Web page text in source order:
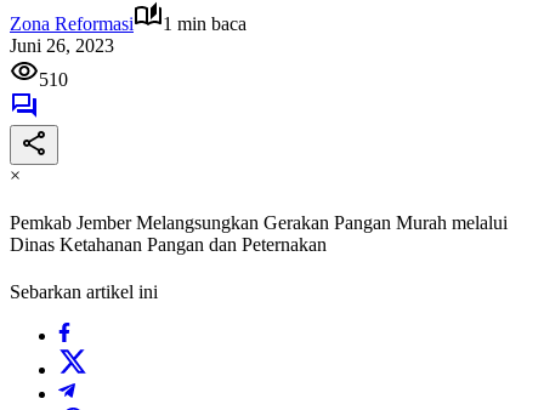
Zona Reformasi
1 min baca
Juni 26, 2023
510
×
Pemkab Jember Melangsungkan Gerakan Pangan Murah melalui
Dinas Ketahanan Pangan dan Peternakan
Sebarkan artikel ini